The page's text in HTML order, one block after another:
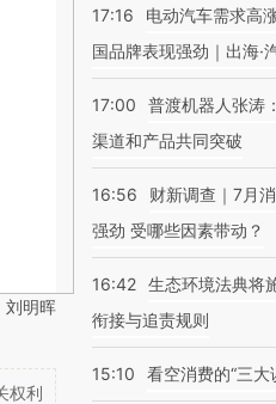
刘明晖
权利
17:16
电动汽车需求高
国品牌表现强劲｜出海·
17:00
普渡机器人张涛
渠道和产品共同突破
16:56
财新调查｜7月
强劲 受哪些因素带动？
16:42 生态环境法典将
衔接与追责规则
15:10 看空消费的“三大